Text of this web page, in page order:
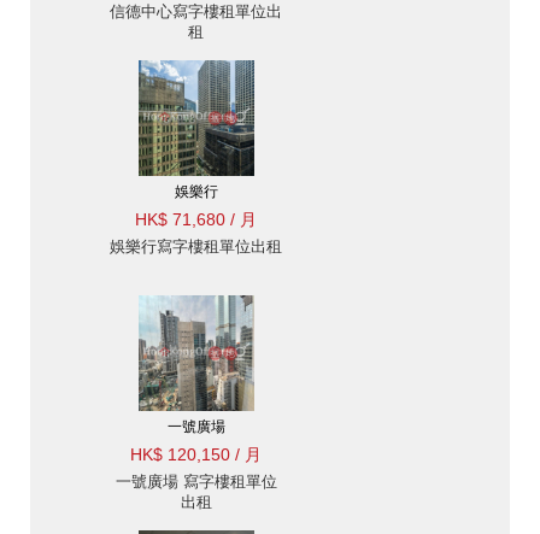
信德中心寫字樓租單位出
租
娛樂行
HK$ 71,680 / 月
娛樂行寫字樓租單位出租
一號廣場
HK$ 120,150 / 月
一號廣場 寫字樓租單位
出租